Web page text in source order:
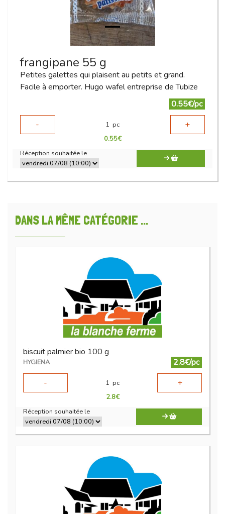
frangipane 55 g
Petites galettes qui plaisent au petits et grand.
Facile à emporter. Hugo wafel entreprise de Tubize
0.55€/pc
-
1 pc +
0.55€
Réception souhaitée le
DANS LA MÊME CATÉGORIE ...
biscuit palmier bio 100 g
HYGIENA
2.8€/pc
-
1 pc +
2.8€
Réception souhaitée le